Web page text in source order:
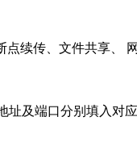
续传、文件共享、
址及端口分别填入对